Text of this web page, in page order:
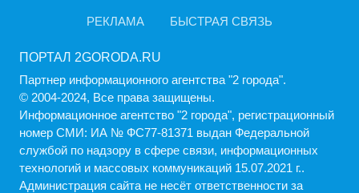
РЕКЛАМА БЫСТРАЯ СВЯЗЬ
ПОРТАЛ 2GORODA.RU
Партнер информационного агентства "2 города".
© 2004-2024, Все права защищены.
Информационное агентство "2 города", регистрационный
номер СМИ: ИА № ФС77-81371 выдан Федеральной
службой по надзору в сфере связи, информационных
технологий и массовых коммуникаций 15.07.2021 г..
Администрация cайта не несёт ответственности за